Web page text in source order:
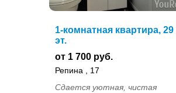
1-комнатная квартира, 29
эт.
от 1 700 руб.
Репина , 17
Сдается уютная, чистая